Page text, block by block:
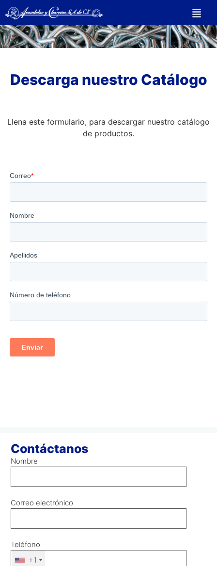
Descarga nuestro Catálogo
Llena este formulario, para descargar nuestro catálogo
de productos.
Contáctanos
Nombre
Correo electrónico
Teléfono
+1